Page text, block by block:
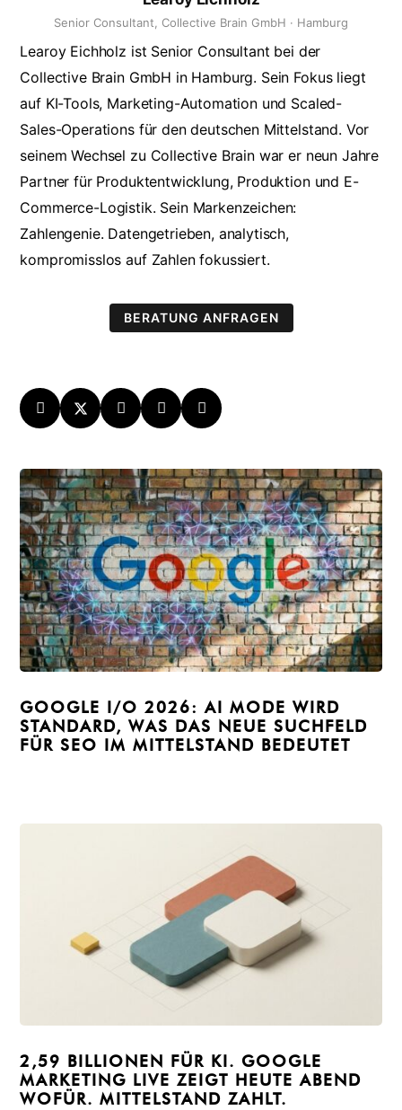
Senior Consultant, Collective Brain GmbH · Hamburg
Learoy Eichholz ist Senior Consultant bei der
Collective Brain GmbH in Hamburg. Sein Fokus liegt
auf KI-Tools, Marketing-Automation und Scaled-
Sales-Operations für den deutschen Mittelstand. Vor
seinem Wechsel zu Collective Brain war er neun Jahre
Partner für Produktentwicklung, Produktion und E-
Commerce-Logistik. Sein Markenzeichen:
Zahlengenie. Datengetrieben, analytisch,
kompromisslos auf Zahlen fokussiert.
BERATUNG ANFRAGEN
   
GOOGLE I/O 2026: AI MODE WIRD
STANDARD, WAS DAS NEUE SUCHFELD
FÜR SEO IM MITTELSTAND BEDEUTET
2,59 BILLIONEN FÜR KI. GOOGLE
MARKETING LIVE ZEIGT HEUTE ABEND
WOFÜR. MITTEL­STAND ZAHLT.